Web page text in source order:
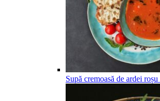
Supă cremoasă de ardei roșu